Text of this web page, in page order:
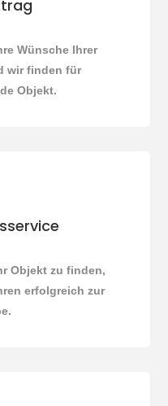
Wünsche Ihrer
wir finden für
Objekt.
Objekt zu finden,
erfolgreich zur